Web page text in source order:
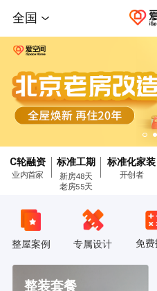
全国
C轮融资
业内首家
标准工期
新房48天
老房55天
标准化家装
开创者
整屋案例 专属设计 免费
整装套餐